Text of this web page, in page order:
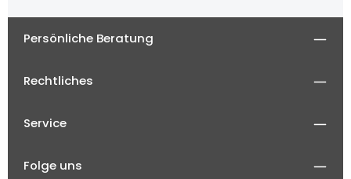
Persönliche Beratung
Rechtliches
Service
Folge uns